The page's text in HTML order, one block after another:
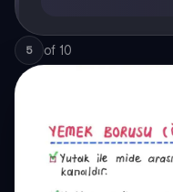
5 of 10